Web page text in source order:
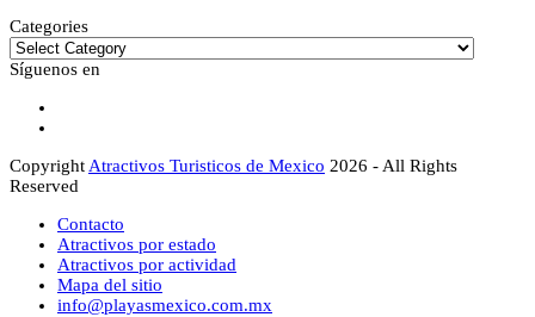
Categories
Categories
Síguenos en
CopyrightAtractivos Turisticos de Mexico 2026 - All Rights
Reserved
Contacto
Atractivos por estado
Atractivos por actividad
Mapa del sitio
info@playasmexico.com.mx